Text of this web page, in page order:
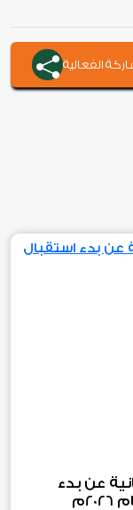
الفعالية
مؤسسة الشيخ سعد بن زومه الإنسانية عن بدء